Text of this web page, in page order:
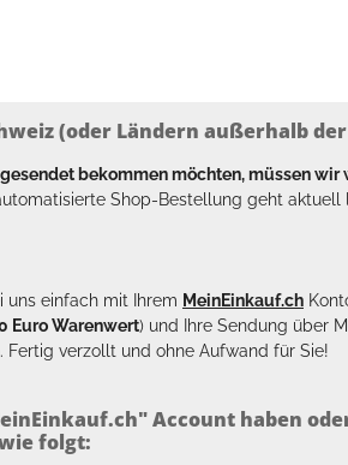
(oder Ländern außerhalb
bekommen möchten, müssen
Shop-Bestellung geht aktuell
uns einfach mit Ihrem MeinEinkauf.ch
Euro Warenwert) und Ihre Sendung über
Fertig verzollt und ohne Aufwand für Sie!
Account haben
folgt: